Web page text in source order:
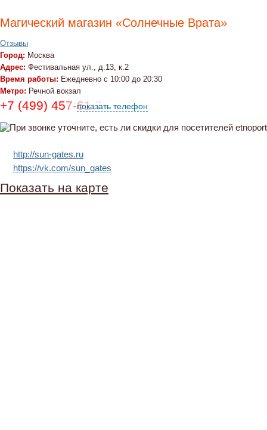
Магический магазин «Солнечные Врата»
Отзывы
Город: Москва
Адрес: Фестивальная ул., д.13, к.2
Время работы: Ежедневно с 10:00 до 20:30
Метро: Речной вокзал
+7 (499) 457-61-79, +7 (985) 135-11-33
показать телефон
http://sun-gates.ru
https://vk.com/sun_gates
Показать на карте